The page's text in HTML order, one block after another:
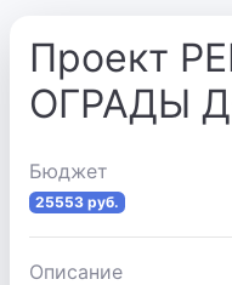
Проект
ОГРАДЫ
Бюджет
25553 руб.
Описание